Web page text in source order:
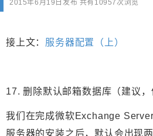
2015年6月19日 发布 共有10957次浏览
接上文： 服务器配置（上）
17. 删除默认邮箱数据库（建议，
我们在完成微软Exchange
服务器的安装之后，默认会出现